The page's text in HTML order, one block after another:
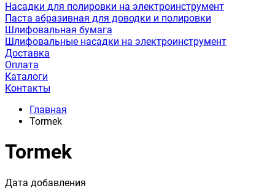
Насадки для полировки на электроинструмент
Паста абразивная для доводки и полировки
Шлифовальная бумага
Шлифовальные насадки на электроинструмент
Доставка
Оплата
Каталоги
Контакты
Главная
Tormek
Tormek
Дата добавления